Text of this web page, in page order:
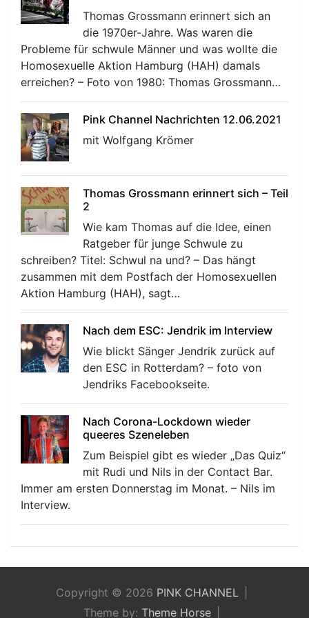
Thomas Grossmann erinnert sich an
die 1970er-Jahre. Was waren die
Probleme für schwule Männer und was wollte die
Homosexuelle Aktion Hamburg (HAH) damals
erreichen? – Foto von 1980: Thomas Grossmann…
Pink Channel Nachrichten 12.06.2021
mit Wolfgang Krömer
Thomas Grossmann erinnert sich – Teil
2
Wie kam Thomas auf die Idee, einen
Ratgeber für junge Schwule zu
schreiben? Titel: Schwul na und? – Das hängt
zusammen mit dem Postfach der Homosexuellen
Aktion Hamburg (HAH), sagt…
Nach dem ESC: Jendrik im Interview
Wie blickt Sänger Jendrik zurück auf
den ESC in Rotterdam? – foto von
Jendriks Facebookseite.
Nach Corona-Lockdown wieder
queeres Szeneleben
Zum Beispiel gibt es wieder „Das Quiz“
mit Rudi und Nils in der Contact Bar.
Immer am ersten Donnerstag im Monat. – Nils im
Interview.
Copyright © 2026 PINK CHANNEL
Theme by: Theme Horse